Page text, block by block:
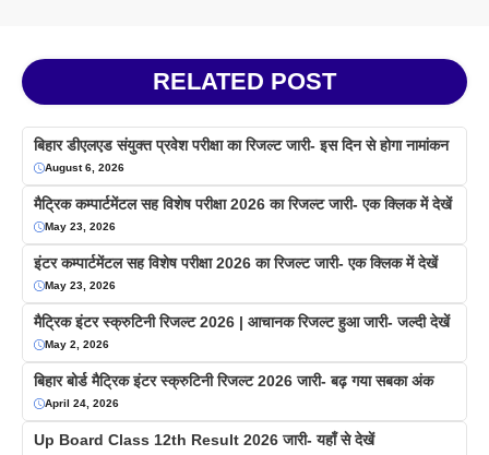
RELATED POST
बिहार डीएलएड संयुक्त प्रवेश परीक्षा का रिजल्ट जारी- इस दिन से होगा नामांकन
August 6, 2026
मैट्रिक कम्पार्टमेंटल सह विशेष परीक्षा 2026 का रिजल्ट जारी- एक क्लिक में देखें
May 23, 2026
इंटर कम्पार्टमेंटल सह विशेष परीक्षा 2026 का रिजल्ट जारी- एक क्लिक में देखें
May 23, 2026
मैट्रिक इंटर स्क्रुटिनी रिजल्ट 2026 | आचानक रिजल्ट हुआ जारी- जल्दी देखें
May 2, 2026
बिहार बोर्ड मैट्रिक इंटर स्क्रुटिनी रिजल्ट 2026 जारी- बढ़ गया सबका अंक
April 24, 2026
Up Board Class 12th Result 2026 जारी- यहाँ से देखें